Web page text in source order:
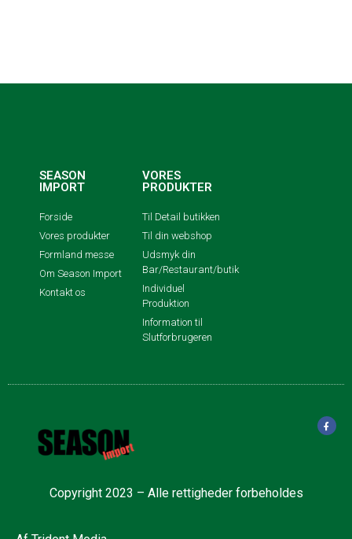
SEASON
IMPORT
Forside
Vores produkter
Formland messe
Om Season Import
Kontakt os
VORES
PRODUKTER
Til Detail butikken
Til din webshop
Udsmyk din
Bar/Restaurant/butik
Individuel
Produktion
Information til
Slutforbrugeren
Copyright 2023 – Alle rettigheder forbeholdes